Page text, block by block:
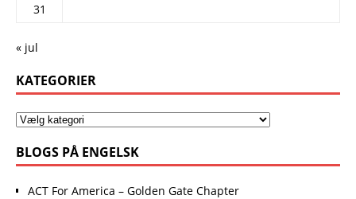
31
« jul
KATEGORIER
BLOGS PÅ ENGELSK
ACT For America – Golden Gate Chapter